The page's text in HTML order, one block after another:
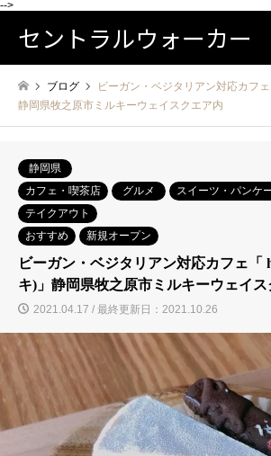
-->
セントラルウォーカー
ブログ
ビーガン・ベジタリアン対応カフ
静岡県牧之原市ミルキーウェイスクエア内
静岡県
カフェ・喫茶店
グルメ
スイーツ・パンケ
テイクアウト
おすすめ
新規オープン
ビーガン・ベジタリアン対応カフェ「
キ)」静岡県牧之原市ミルキーウェイス
2021.04.17 / 最終更新日：2021.10.26